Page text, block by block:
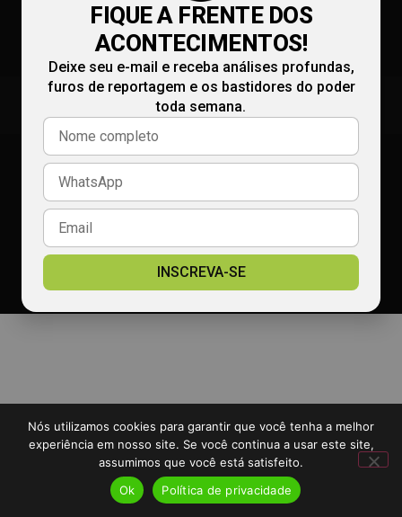
(86) 99991-9990
redacao@radiocalcada.com.br
comercial@radiocalcada.com.br
Política de privacidade
2026 Portal Rádio Calçada - TODOS OS DIREITOS RESERVADOS
Nós utilizamos cookies para garantir que você tenha a melhor
experiência em nosso site. Se você continua a usar este site,
assumimos que você está satisfeito.
Ok
Política de privacidade
FIQUE A FRENTE DOS
ACONTECIMENTOS!
Deixe seu e-mail e receba análises profundas,
furos de reportagem e os bastidores do poder
toda semana.
INSCREVA-SE